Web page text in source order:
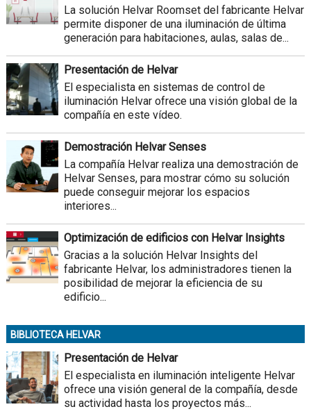
La solución Helvar Roomset del fabricante Helvar
permite disponer de una iluminación de última
generación para habitaciones, aulas, salas de...
Presentación de Helvar
El especialista en sistemas de control de
iluminación Helvar ofrece una visión global de la
compañía en este vídeo.
Demostración Helvar Senses
La compañía Helvar realiza una demostración de
Helvar Senses, para mostrar cómo su solución
puede conseguir mejorar los espacios
interiores...
Optimización de edificios con Helvar Insights
Gracias a la solución Helvar Insights del
fabricante Helvar, los administradores tienen la
posibilidad de mejorar la eficiencia de su
edificio...
BIBLIOTECA HELVAR
Presentación de Helvar
El especialista en iluminación inteligente Helvar
ofrece una visión general de la compañía, desde
su actividad hasta los proyectos más...